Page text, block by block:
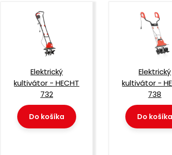
Elektrický
kultivátor - HECHT
732
Do košíka
Elektrický
kultivátor -
738
Do košíka